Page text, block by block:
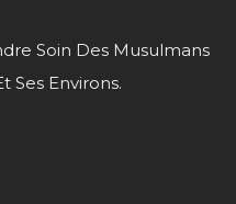
Soin Des Musulmans
Ses Environs.